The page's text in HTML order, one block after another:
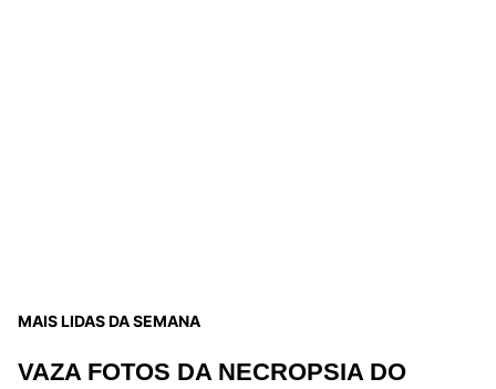
MAIS LIDAS DA SEMANA
VAZA FOTOS DA NECROPSIA DO